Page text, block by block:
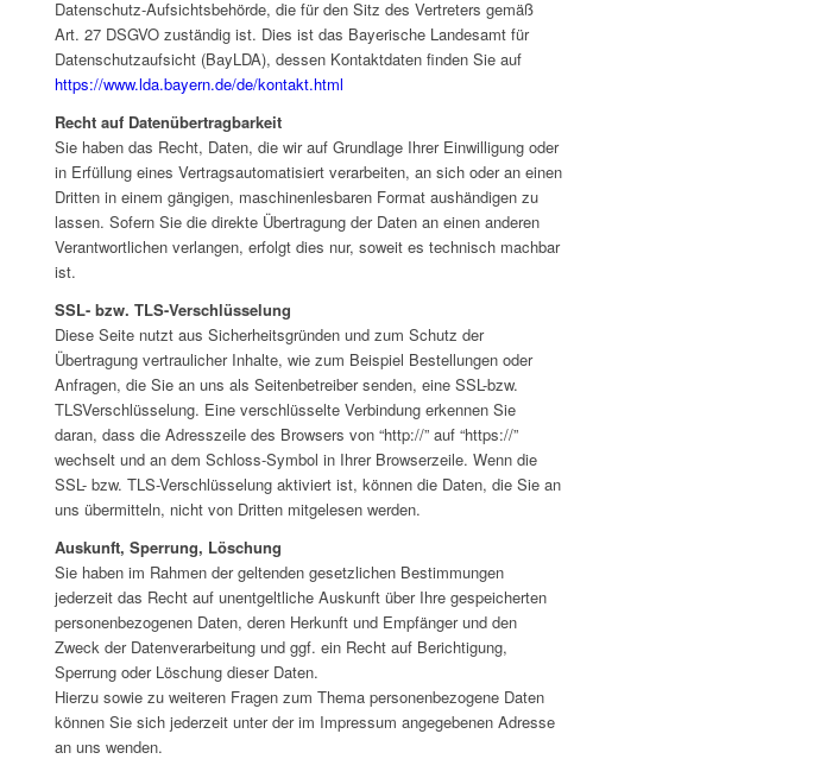
Datenschutz-Aufsichtsbehörde, die für den Sitz des Vertreters gemäß
Art. 27 DSGVO zuständig ist. Dies ist das Bayerische Landesamt für
Datenschutzaufsicht (BayLDA), dessen Kontaktdaten finden Sie auf
https://www.lda.bayern.de/de/kontakt.html
Recht auf Datenübertragbarkeit
Sie haben das Recht, Daten, die wir auf Grundlage Ihrer Einwilligung oder
in Erfüllung eines Vertragsautomatisiert verarbeiten, an sich oder an einen
Dritten in einem gängigen, maschinenlesbaren Format aushändigen zu
lassen. Sofern Sie die direkte Übertragung der Daten an einen anderen
Verantwortlichen verlangen, erfolgt dies nur, soweit es technisch machbar
ist.
SSL- bzw. TLS-Verschlüsselung
Diese Seite nutzt aus Sicherheitsgründen und zum Schutz der
Übertragung vertraulicher Inhalte, wie zum Beispiel Bestellungen oder
Anfragen, die Sie an uns als Seitenbetreiber senden, eine SSL-bzw.
TLSVerschlüsselung. Eine verschlüsselte Verbindung erkennen Sie
daran, dass die Adresszeile des Browsers von “http://” auf “https://”
wechselt und an dem Schloss-Symbol in Ihrer Browserzeile. Wenn die
SSL- bzw. TLS-Verschlüsselung aktiviert ist, können die Daten, die Sie an
uns übermitteln, nicht von Dritten mitgelesen werden.
Auskunft, Sperrung, Löschung
Sie haben im Rahmen der geltenden gesetzlichen Bestimmungen
jederzeit das Recht auf unentgeltliche Auskunft über Ihre gespeicherten
personenbezogenen Daten, deren Herkunft und Empfänger und den
Zweck der Datenverarbeitung und ggf. ein Recht auf Berichtigung,
Sperrung oder Löschung dieser Daten.
Hierzu sowie zu weiteren Fragen zum Thema personenbezogene Daten
können Sie sich jederzeit unter der im Impressum angegebenen Adresse
an uns wenden.